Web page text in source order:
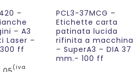
–
– A3
Laser –
ff
(iva
PCL3-37MCG –
Etichette carta
patinata lucida
rifinita a macchina
– SuperA3 – DIA 37
mm.- 100 ff